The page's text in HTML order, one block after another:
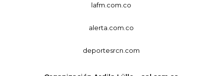
lafm.com.co
alerta.com.co
deportesrcn.com